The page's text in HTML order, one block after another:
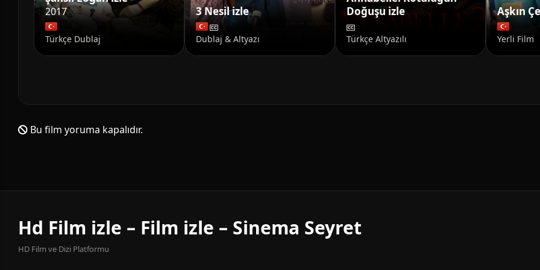
2017
Türkçe Dublaj
3 Nesil izle
Dublaj & Altyazı
Doğuşu izle
Türkçe Altyazılı
Aşkın
Yerli Film
Bu film yoruma kapalıdır.
Hd Film izle – Film izle – Sinema Seyret
HD Film ve Dizi Platformu